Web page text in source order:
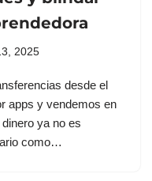
2025
desde el
apps y vendemos en
ya no es
como…